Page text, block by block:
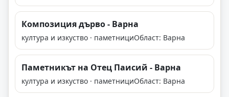
Композиция дърво - Варна
култура и изкуство · паметнициОбласт: Варна
Паметникът на Отец Паиcий - Варна
култура и изкуство · паметнициОбласт: Варна